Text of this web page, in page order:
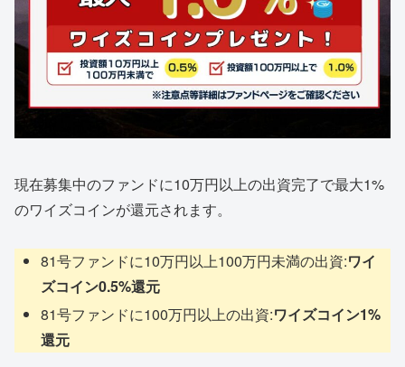
現在募集中のファンドに10万円以上の出資完了で最大1%
のワイズコインが還元されます。
81号ファンドに10万円以上100万円未満の出資:ワイ
ズコイン0.5%還元
81号ファンドに100万円以上の出資:ワイズコイン1%
還元